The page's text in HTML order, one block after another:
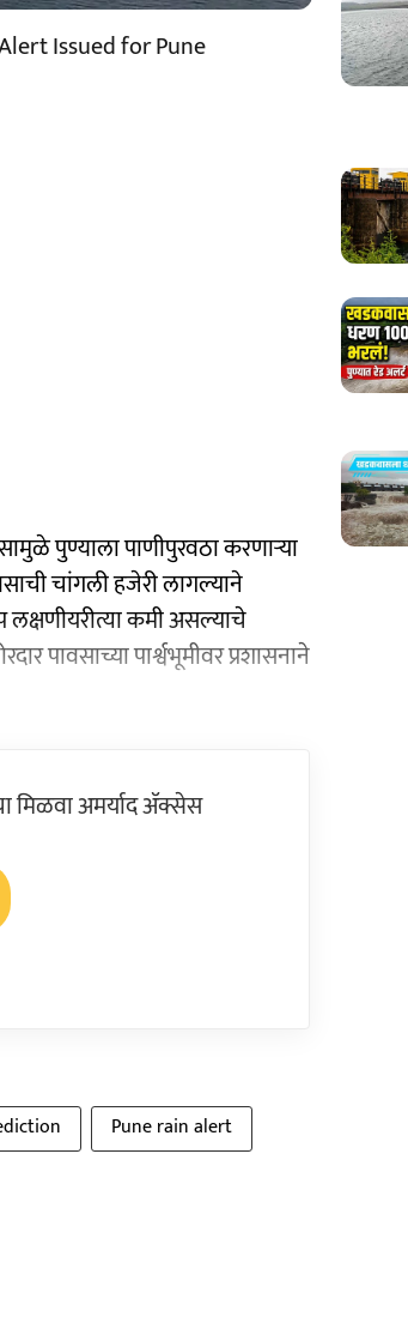
Issued for Pune
पुण्याला पाणीपुरवठा करणाऱ्या
चांगली हजेरी लागल्याने
लक्षणीयरीत्या कमी असल्याचे
पावसाच्या पार्श्वभूमीवर प्रशासनाने
मिळवा अमर्याद ॲक्सेस
Pune rain alert